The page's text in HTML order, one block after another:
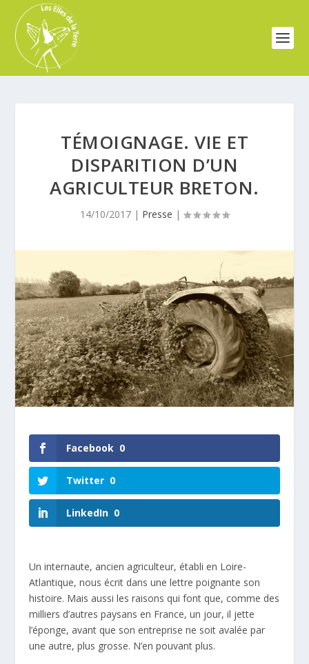
TÉMOIGNAGE. VIE ET
DISPARITION D’UN
AGRICULTEUR BRETON.
14/10/2017 | Presse |
Facebook 0
Twitter 0
LinkedIn 0
Un internaute, ancien agriculteur, établi en Loire-
Atlantique, nous écrit dans une lettre poignante son
histoire. Mais aussi les raisons qui font que, comme des
milliers d’autres paysans en France, un jour, il jette
l’éponge, avant que son entreprise ne soit avalée par
une autre, plus grosse. N’en pouvant plus.